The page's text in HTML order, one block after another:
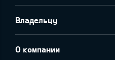
Владельцу
О компании